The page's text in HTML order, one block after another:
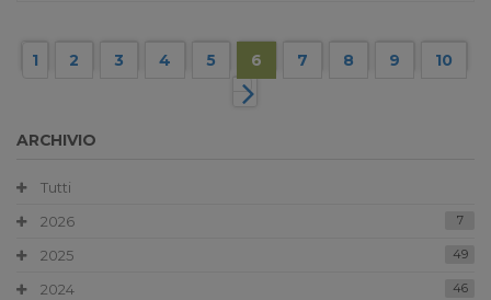
1 2 3 4 5 6 7 8 9 10
ARCHIVIO
Tutti
2026
7
2025 49
2024 46